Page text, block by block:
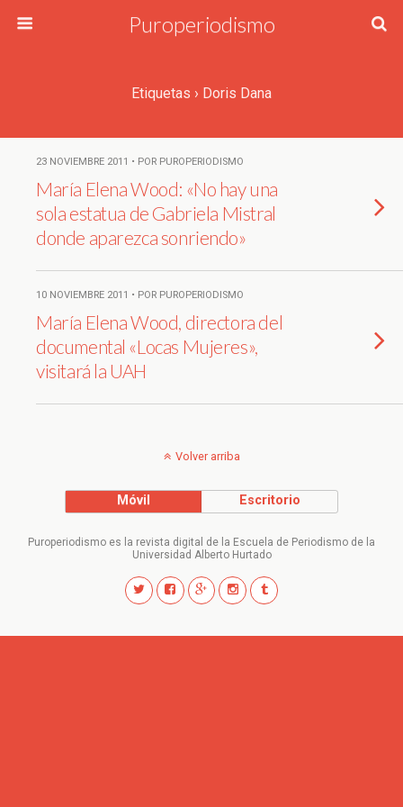
Puroperiodismo
Etiquetas › Doris Dana
23 NOVIEMBRE 2011 • POR PUROPERIODISMO
María Elena Wood: «No hay una
sola estatua de Gabriela Mistral
donde aparezca sonriendo»
10 NOVIEMBRE 2011 • POR PUROPERIODISMO
María Elena Wood, directora del
documental «Locas Mujeres»,
visitará la UAH
Volver arriba
Móvil Escritorio
Puroperiodismo es la revista digital de la Escuela de Periodismo de la
Universidad Alberto Hurtado